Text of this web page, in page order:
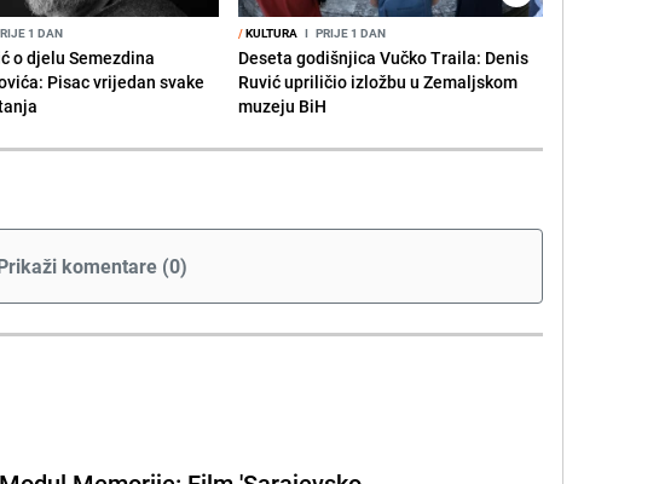
1 DAN
o djelu Semezdina
Pisac vrijedan svake
/KULTURA I PRIJE 1 DAN
Deseta godišnjica Vučko Traila: Denis
Ruvić upriličio izložbu u Zemaljskom
muzeju BiH
komentare (0)